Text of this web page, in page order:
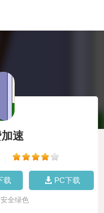
速
载 PC下载
全绿色